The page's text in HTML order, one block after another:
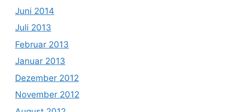
Juni 2014
Juli 2013
Februar 2013
Januar 2013
Dezember 2012
November 2012